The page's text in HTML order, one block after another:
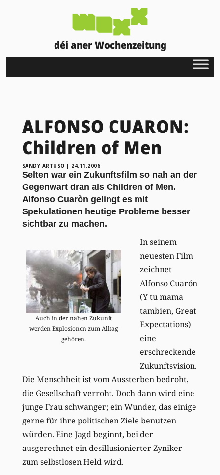
déi aner Wochenzeitung
ALFONSO CUARON:
Children of Men
SANDY ARTUSO | 24.11.2006
Selten war ein Zukunftsfilm so nah an der
Gegenwart dran als Children of Men.
Alfonso Cuaròn gelingt es mit
Spekulationen heutige Probleme besser
sichtbar zu machen.
Auch in der nahen Zukunft
werden Explosionen zum Alltag
gehören.
In seinem
neuesten Film
zeichnet
Alfonso Cuarón
(Y tu mama
tambien, Great
Expectations)
eine
erschreckende
Zukunftsvision.
Die Menschheit ist vom Aussterben bedroht,
die Gesellschaft verroht. Doch dann wird eine
junge Frau schwanger; ein Wunder, das einige
gerne für ihre politischen Ziele benutzen
würden. Eine Jagd beginnt, bei der
ausgerechnet ein desillusionierter Zyniker
zum selbstlosen Held wird.